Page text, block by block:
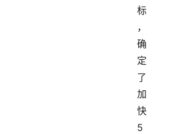
标
，
确
定
了
加
快
5